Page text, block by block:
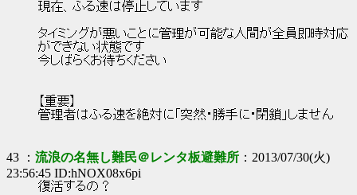
現在、ふる速は停止しています
タイミングが悪いことに管理が可能な人間が全員即時対応
ができない状態です
今しばらくお待ちください
【重要】
管理者はふる速を絶対に「突然・勝手に・閉鎖」しません
43 ： 流浪の名無し難民＠レンタ板避難所 ：2013/07/30(火)
23:56:45 ID:hNOX08x6pi
復活するの？